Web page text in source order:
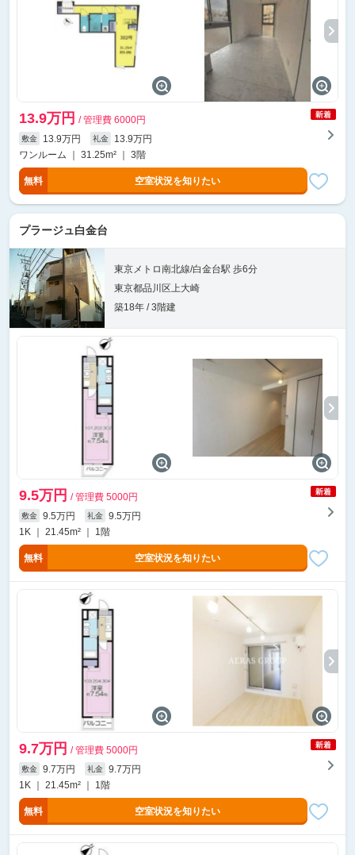
13.9万円 / 管理費 6000円
敷金 13.9万円 礼金
13.9万円
ワンルーム ｜ 31.25m² ｜ 3階
無料 空室状況を知りたい
プラージュ白金台
東京メトロ南北線/白金台駅 歩6分
東京都品川区上大崎
築18年 / 3階建
9.5万円 / 管理費 5000円
敷金 9.5万円 礼金
9.5万円
1K ｜ 21.45m² ｜ 1階
無料 空室状況を知りたい
9.7万円 / 管理費 5000円
敷金 9.7万円 礼金
9.7万円
1K ｜ 21.45m² ｜ 1階
無料 空室状況を知りたい